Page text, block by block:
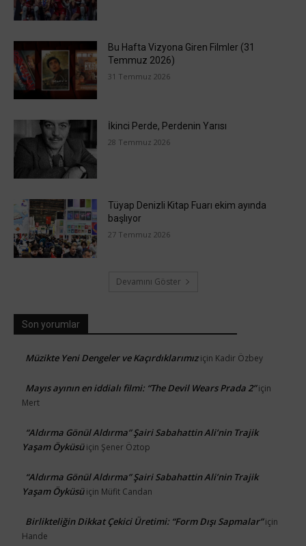
Bu Hafta Vizyona Giren Filmler (31
Temmuz 2026)
31 Temmuz 2026
İkinci Perde, Perdenin Yarısı
28 Temmuz 2026
Tüyap Denizli Kitap Fuarı ekim ayında
başlıyor
27 Temmuz 2026
Devamını Göster
Son yorumlar
Müzikte Yeni Dengeler ve Kaçırdıklarımıziçin Kadir Özbey
Mayıs ayının en iddialı filmi: “The Devil Wears Prada 2”için
Mert
“Aldırma Gönül Aldırma” Şairi Sabahattin Ali’nin Trajik
Yaşam Öyküsüiçin Şener Öztop
“Aldırma Gönül Aldırma” Şairi Sabahattin Ali’nin Trajik
Yaşam Öyküsüiçin Müfit Candan
Birlikteliğin Dikkat Çekici Üretimi: “Form Dışı Sapmalar”için
Hande